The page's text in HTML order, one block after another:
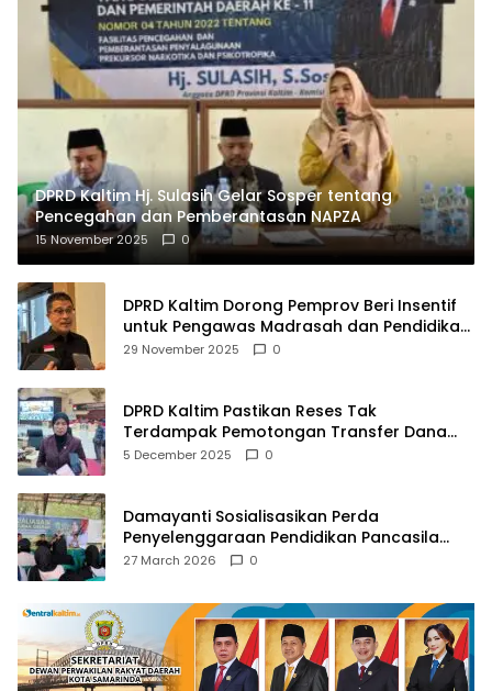
DPRD Kaltim Hj. Sulasih Gelar Sosper tentang
Pencegahan dan Pemberantasan NAPZA
15 November 2025 0
DPRD Kaltim Dorong Pemprov Beri Insentif
untuk Pengawas Madrasah dan Pendidikan
Agama
29 November 2025 0
DPRD Kaltim Pastikan Reses Tak
Terdampak Pemotongan Transfer Dana
Pusat
5 December 2025 0
Damayanti Sosialisasikan Perda
Penyelenggaraan Pendidikan Pancasila
dan Wawasan Kebangsaan
27 March 2026 0